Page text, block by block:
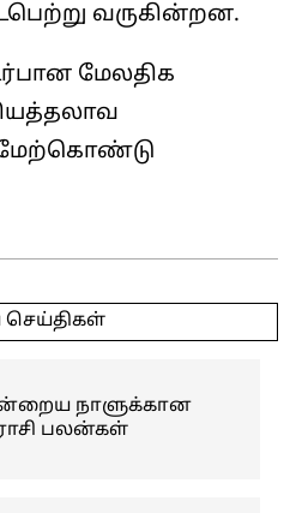
வருகின்றன.
மேலதிக
செய்திகள்
நாளுக்கான
பலன்கள்